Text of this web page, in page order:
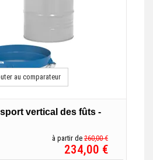
vertical des fûts -
à partir de 260,00 €
234,00 €
au comparateur